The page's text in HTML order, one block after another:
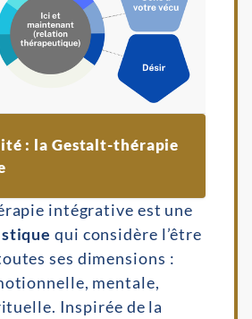
: la Gestalt-thérapie
intégrative est une
qui considère l’être
ses dimensions :
mentale,
Inspirée de la